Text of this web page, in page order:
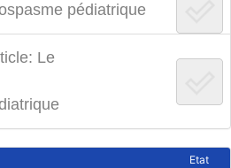
pédiatrique
Le
Etat